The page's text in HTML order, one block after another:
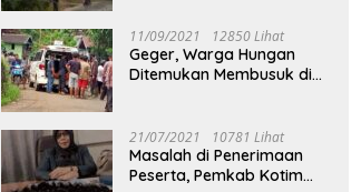
11/09/2021 12850 Lihat
Geger, Warga Hungan
Ditemukan Membusuk di
21/07/2021 10781 Lihat
Masalah di Penerimaan
Peserta, Pemkab Kotim